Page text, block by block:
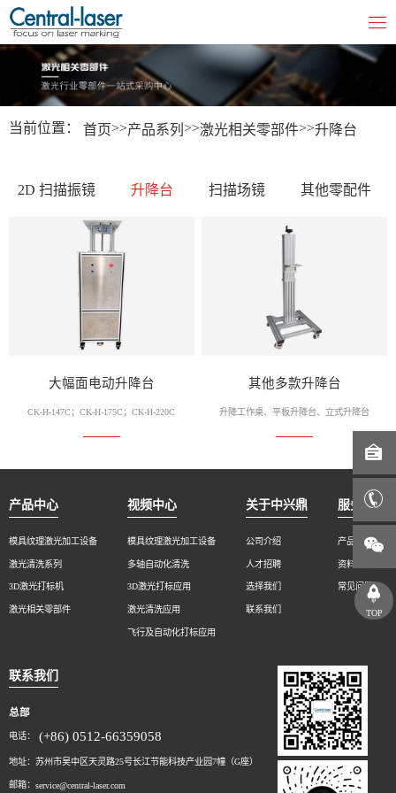
当前位置： 首页>>产品系列 >>激光相关零部件>>升降台
2D 扫描振镜 升降台 扫描场镜 其他零配件
大幅面电动升降台
CK-H-147C；CK-H-175C；CK-H-220C
其他多款升降台
升降工作桌、平板升降台、立式升降台
产品中心
模具纹理激光加工设备
激光清洗系列
3D激光打标机
激光相关零部件
视频中心
模具纹理激光加工设备
多轴自动化清洗
3D激光打标应用
激光清洗应用
飞行及自动化打标应用
关于中兴鼎
公司介绍
人才招聘
选择我们
联系我们
服务支持
产品报修
资料下载
常见问题
联系我们
总部
电话： (+86) 0512-66359058
地址：苏州市吴中区天灵路25号长江节能科技产业园7幢（G座）
邮箱： service@central-laser.com
TOP